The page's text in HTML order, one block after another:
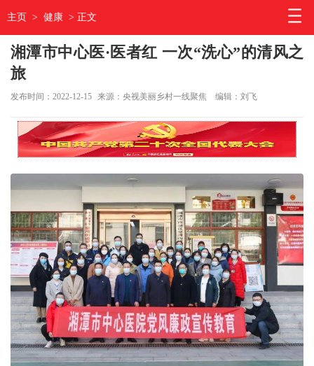
主页 > 健康 > 正文
湘潭市中心医·医者红 一次“洗心”的清风之
旅
发布时间：2022-12-15 来源：央视美丽乡村一线聚焦 编辑：刘飞